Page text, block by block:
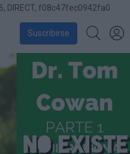
DIRECT, f08c47fec0942fa0
Suscribirse